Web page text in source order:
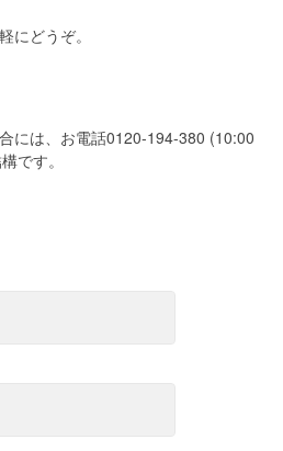
にどうぞ。
には、お電話0120-194-380 (10:00
です。